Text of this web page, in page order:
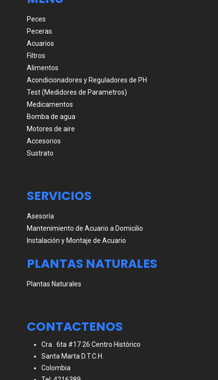
Peces
Peceras
Acuarios
Filtros
Alimentos
Acondicionadores y Reguladores de PH
Test (Medidores de Parametros)
Medicamentos
Bomba de agua
Motores de aire
Accesorios
Sustrato
SERVICIOS
Asesoría
Mantenimiento de Acuario a Domicilio
Instalación y Montaje de Acuario
PLANTAS NATURALES
Plantas Naturales
CONTACTENOS
Cra . 6ta #17 26 Centro Histórico
Santa Marta D.T.C.H.
Colombia